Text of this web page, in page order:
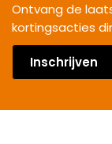
Ontvang de
kortingsacties
Inschrijven